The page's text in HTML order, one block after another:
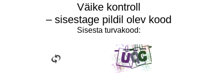
Väike kontroll
– sisestage pildil olev kood
Sisesta turvakood: